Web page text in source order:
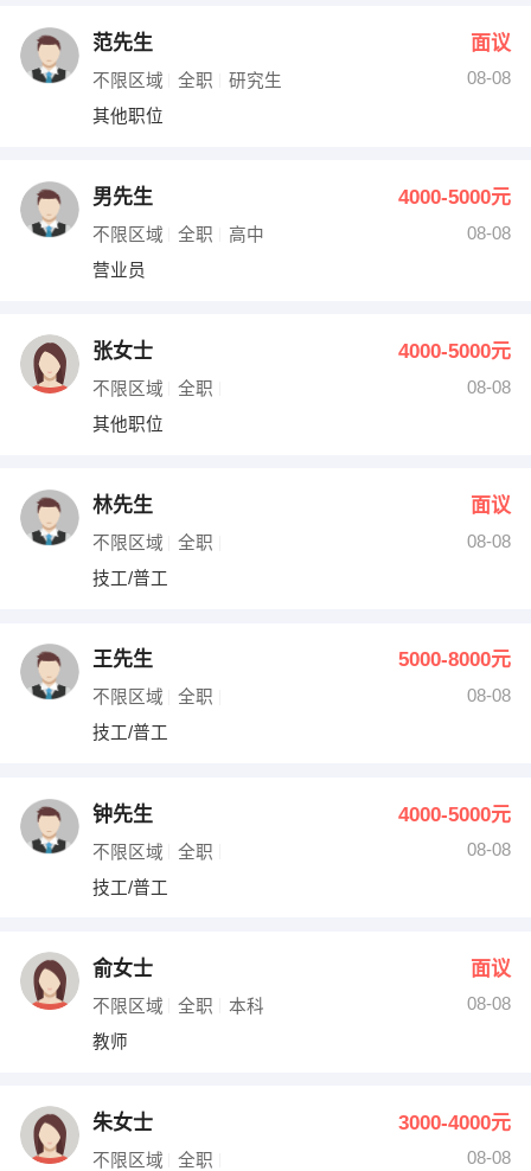
范先生 面议
不限区域 全职 研究生
08-08
其他职位
男先生 4000-5000元
不限区域 全职 高中
08-08
营业员
张女士 4000-5000元
不限区域 全职
08-08
其他职位
林先生 面议
不限区域 全职
08-08
技工/普工
王先生 5000-8000元
不限区域 全职
08-08
技工/普工
钟先生 4000-5000元
不限区域 全职
08-08
技工/普工
俞女士 面议
不限区域 全职 本科
08-08
教师
朱女士 3000-4000元
不限区域 全职
08-08